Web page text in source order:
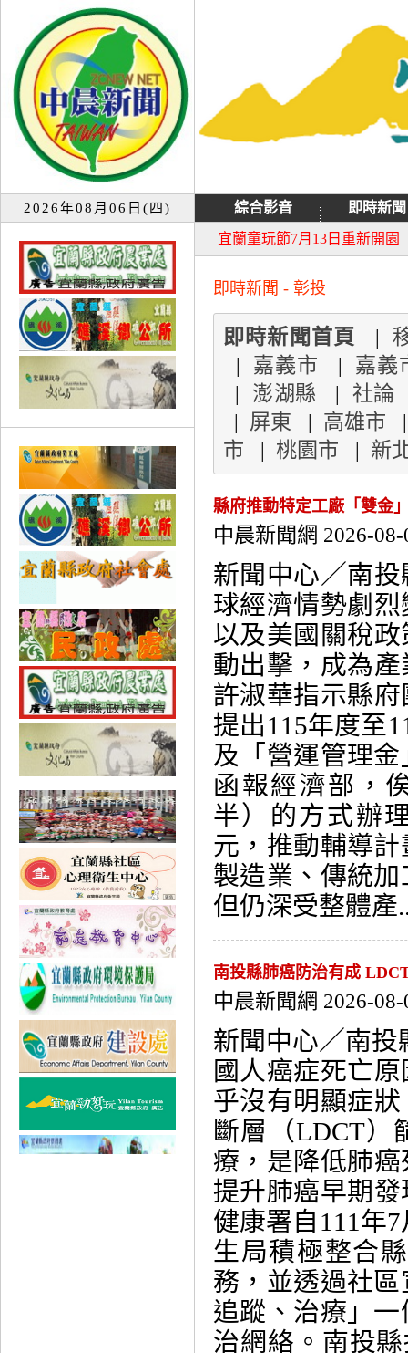
2026年08月06日(四) 綜合影音
即時新聞
宜蘭童玩節7月13日重新開園
大同音樂祭延期至8月9日禮
即時新聞 - 彰投
即時新聞首頁 |
| 嘉義市 | 嘉義
| 澎湖縣 | 社論
| 屏東 | 高雄市
市 | 桃園市 | 新
縣府推動特定工廠「雙金
中晨新聞網 2026-08-
新聞中心／
球經濟情勢劇
以及美國關稅
動出擊，成為
許淑華指示縣
提出115年度至
及「營運管理
函報經濟部，
半）的方式辦
元，推動輔導
製造業、傳統
但仍深受整體產
南投縣肺癌防治有成
中晨新聞網 2026-08-
新聞中心／南
國人癌症死亡
乎沒有明顯症
斷層（LDCT）
療，是降低肺
提升肺癌早期
健康署自111年
生局積極整合
務，並透過社
追蹤、治療」
治網絡。南投